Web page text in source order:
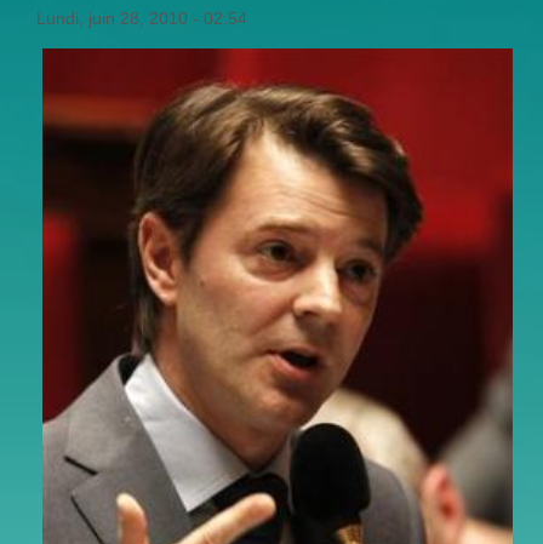
Lundi, juin 28, 2010 - 02:54